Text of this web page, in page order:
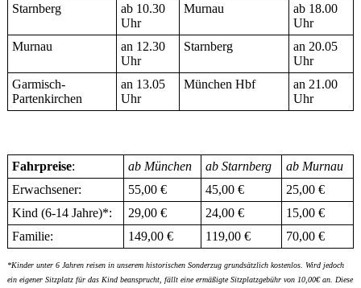
Starnberg
ab 10.30
Uhr
Murnau
ab 18.00
Uhr
Murnau
an 12.30
Uhr
Starnberg
an 20.05
Uhr
Garmisch-
Partenkirchen
an 13.05
Uhr
München Hbf
an 21.00
Uhr
Fahrpreise: ab München ab Starnberg
ab Murnau
Erwachsener:
55,00 € 45,00 €
25,00 €
Kind (6-14 Jahre)*:
29,00 € 24,00 €
15,00 €
Familie:
149,00 € 119,00 € 70,00 €
*Kinder unter 6 Jahren reisen in unserem historischen Sonderzug grundsätzlich kostenlos. Wird jedoch
ein eigener Sitzplatz für das Kind beansprucht, fällt eine ermäßigte Sitzplatzgebühr von 10,00€ an. Diese